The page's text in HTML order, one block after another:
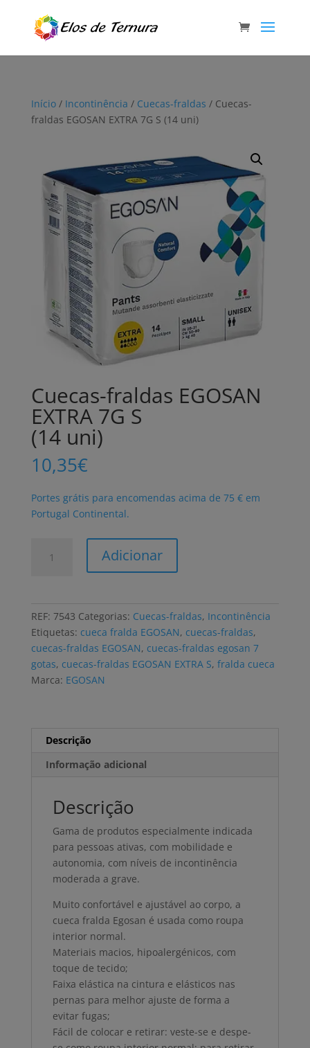
Início/ Incontinência / Cuecas-fraldas / Cuecas-
fraldas EGOSAN EXTRA 7G S (14 uni)
Cuecas-fraldas EGOSAN
EXTRA 7G S
(14 uni)
10,35€
Portes grátis para encomendas acima de 75 € em
Portugal Continental.
(14
Adicionar
REF: 7543 Categorias: Cuecas-fraldas, Incontinência
Etiquetas: cueca fralda EGOSAN, cuecas-fraldas,
cuecas-fraldas EGOSAN, cuecas-fraldas egosan 7
gotas, cuecas-fraldas EGOSAN EXTRA S, fralda cueca
Marca: EGOSAN
Descrição
Informação adicional
Descrição
Gama de produtos especialmente indicada
para pessoas ativas, com mobilidade e
autonomia, com níveis de incontinência
moderada a grave.
Muito confortável e ajustável ao corpo, a
cueca fralda Egosan é usada como roupa
interior normal.
Materiais macios, hipoalergénicos, com
toque de tecido;
Faixa elástica na cintura e elásticos nas
pernas para melhor ajuste de forma a
evitar fugas;
Fácil de colocar e retirar: veste-se e despe-